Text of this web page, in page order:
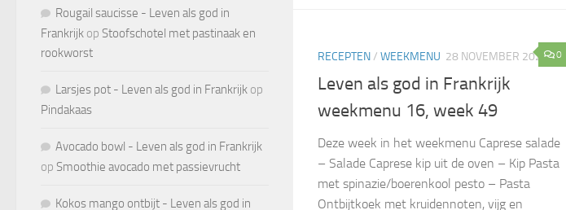
0
RECEPTEN/ WEEKMENU 28 NOVEMBER 2020
Leven als god in Frankrijk
weekmenu 16, week 49
Deze week in het weekmenu Caprese salade
– Salade Caprese kip uit de oven – Kip Pasta
met spinazie/boerenkool pesto – Pasta
Ontbijtkoek met kruidennoten, vijg en
Rougail saucisse - Leven als god in
Frankrijk op Stoofschotel met pastinaak en
rookworst
Larsjes pot - Leven als god in Frankrijk op
Pindakaas
Avocado bowl - Leven als god in Frankrijk
op Smoothie avocado met passievrucht
Kokos mango ontbijt - Leven als god in